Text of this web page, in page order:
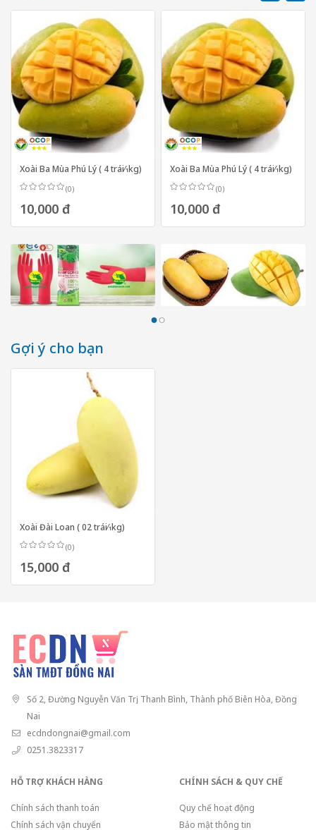
Xoài Ba Mùa Phú Lý ( 4 trái⁄1kg)
(0)
10,000 đ
Xoài Ba Mùa Phú Lý ( 4 trái⁄1kg)
(0)
10,000 đ
Gợi ý cho bạn
Xoài Đài Loan ( 02 trái⁄1kg)
(0)
15,000 đ
Số 2, Đường Nguyễn Văn Trị, Thanh Bình, Thành phố Biên Hòa, Đồng
Nai
ecdndongnai@gmail.com
0251.3823317
HỖ TRỢ KHÁCH HÀNG
Chính sách thanh toán
Chính sách vận chuyển
CHÍNH SÁCH & QUY CHẾ
Quy chế hoạt động
Bảo mật thông tin